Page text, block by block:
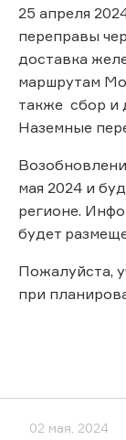
25 апреля
переправы
доставка
маршрутам
также сбор и
Наземные
мая 2024 и
регионе.
будет
Пожалуйста,
при
02 мая, 2024